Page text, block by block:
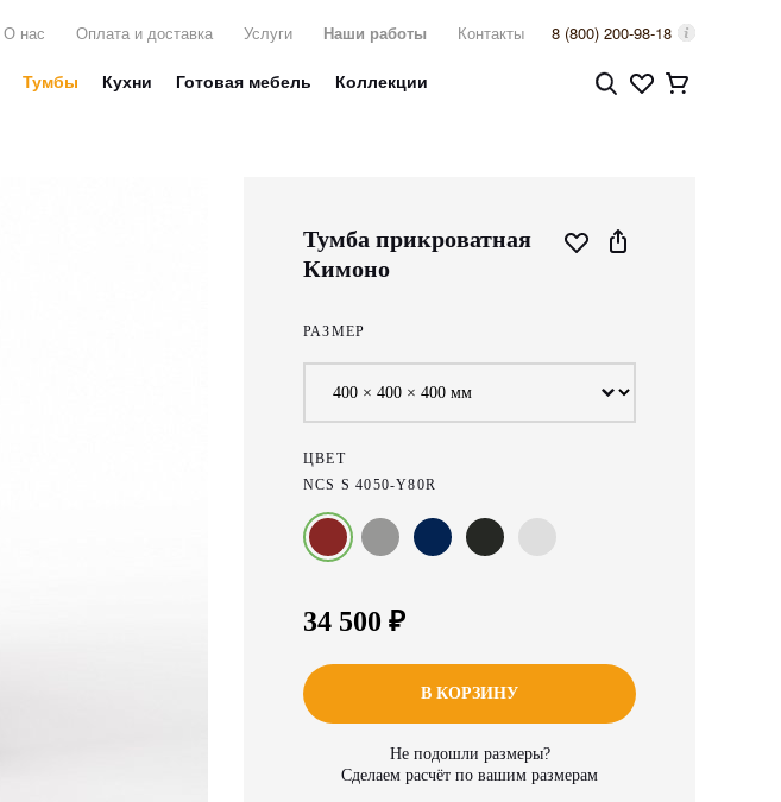
О нас Оплата и доставка Услуги Наши работы Контакты 8 (800) 200-98-18
Тумбы Кухни Готовая мебель Коллекции
Тумба прикроватная
Кимоно
РАЗМЕР
ЦВЕТ
NCS S 4050-Y80R
34 500 ₽
В КОРЗИНУ
Не подошли размеры?
Сделаем расчёт по вашим размерам